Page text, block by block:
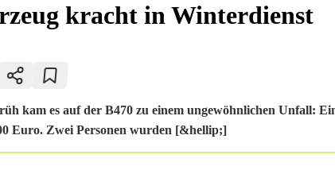
kracht in Winterdienst
kam es auf der B470 zu einem ungewöhnlichen Unfall:
Euro. Zwei Personen wurden [&hellip;]